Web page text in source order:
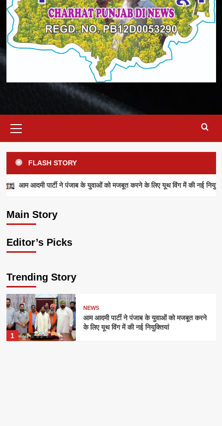
Menu
FLASH STORY
आम आदमी पार्टी ने पंजाब के युवाओं को मजबूत करने के लिए यूथ विंग में की नई
Main Story
आम आदमी पार्टी ने पंजाब के युवाओं को मजबूत करने के
admin July 28, 2026
Editor’s Picks
Trending Story
1
NEWS
आम आदमी पार्टी ने पंजाब के युवाओं को मजबूत करने
के लिए यूथ विंग में की नई नियुक्तियां